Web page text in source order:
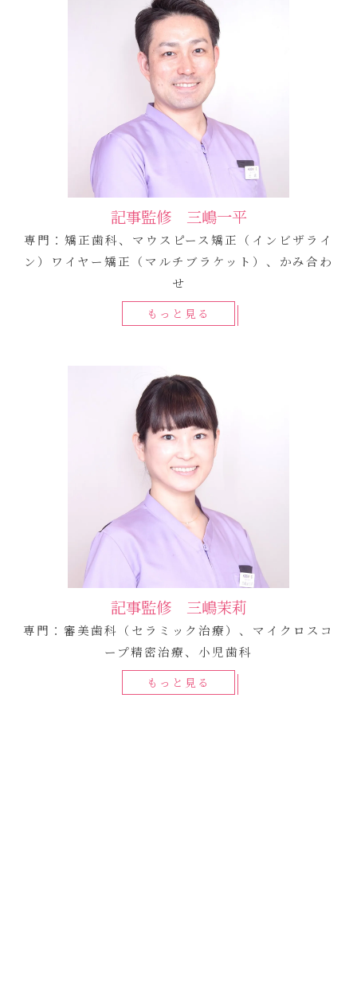
記事監修 三嶋一平
専門：矯正歯科、マウスピース矯正（インビザライ
ン）ワイヤー矯正（マルチブラケット）、かみ合わ
せ
もっと見る
記事監修 三嶋茉莉
専門：審美歯科（セラミック治療）、マイクロスコ
ープ精密治療、小児歯科
もっと見る